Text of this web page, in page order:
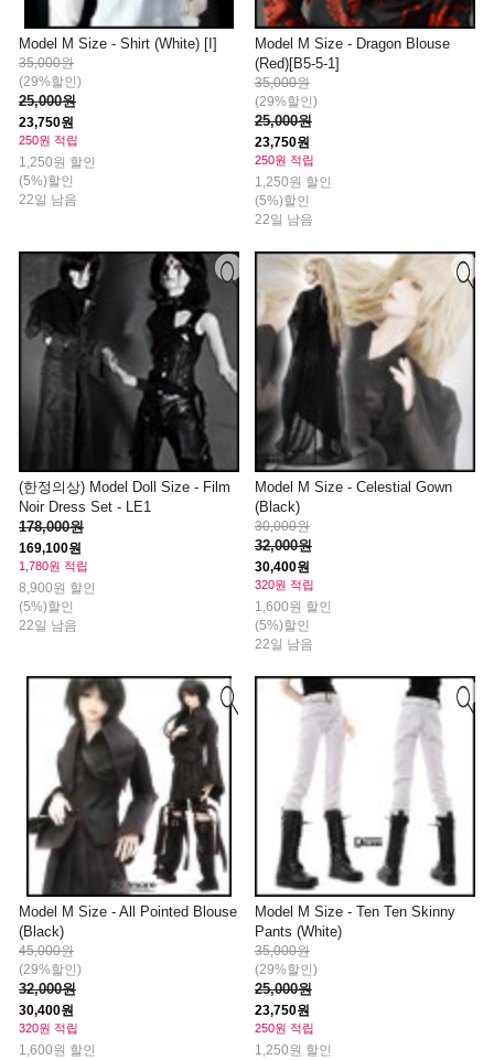
Model M Size - Shirt (White) [I]
35,000원
(29%할인)
25,000원
23,750원
250원 적립
1,250원 할인
(5%)할인
22일 남음
Model M Size - Dragon Blouse
(Red)[B5-5-1]
35,000원
(29%할인)
25,000원
23,750원
250원 적립
1,250원 할인
(5%)할인
22일 남음
(한정의상) Model Doll Size - Film
Noir Dress Set - LE1
178,000원
169,100원
1,780원 적립
8,900원 할인
(5%)할인
22일 남음
Model M Size - Celestial Gown
(Black)
30,000원
32,000원
30,400원
320원 적립
1,600원 할인
(5%)할인
22일 남음
Model M Size - All Pointed Blouse
(Black)
45,000원
(29%할인)
32,000원
30,400원
320원 적립
1,600원 할인
Model M Size - Ten Ten Skinny
Pants (White)
35,000원
(29%할인)
25,000원
23,750원
250원 적립
1,250원 할인